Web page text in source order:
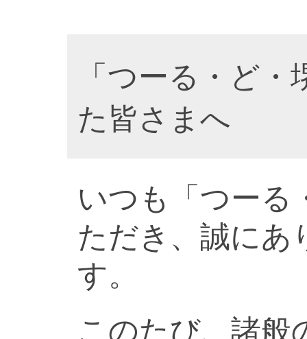
「つーる・ど
た皆さまへ
いつも「つーる
ただき、誠にあ
す。
このたび、諸般